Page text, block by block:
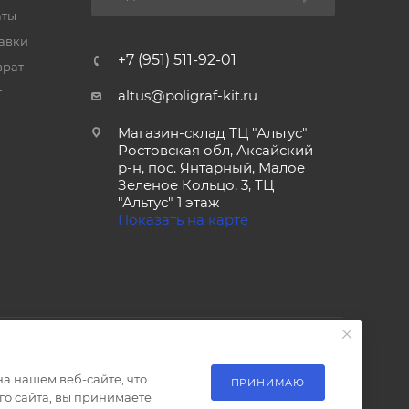
+7 (951) 511-92-01
altus@poligraf-kit.ru
Магазин-склад ТЦ "Альтус"
Ростовская обл, Аксайский
р-н, пос. Янтарный, Малое
Зеленое Кольцо, 3, ТЦ
"Альтус" 1 этаж
Показать на карте
нашем веб-сайте, что
сайта, вы принимаете
ПРИНИМАЮ